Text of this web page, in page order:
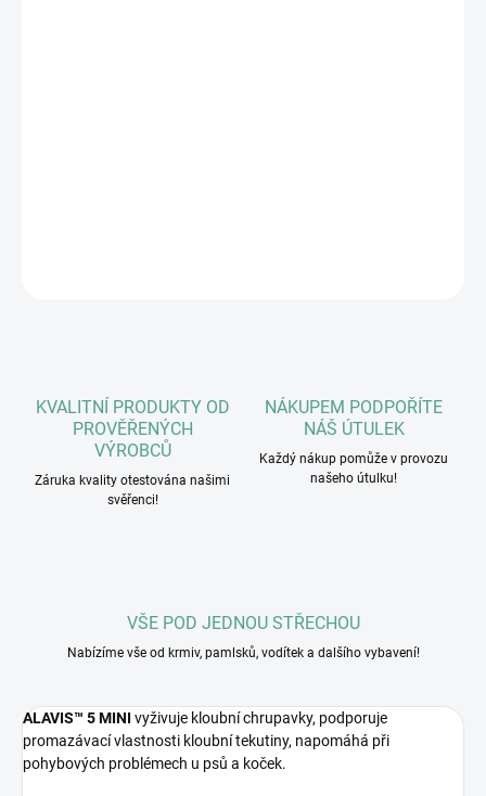
KVALITNÍ PRODUKTY OD
PROVĚŘENÝCH
VÝROBCŮ
Záruka kvality otestována našimi
svěřenci!
NÁKUPEM PODPOŘÍTE
NÁŠ ÚTULEK
Každý nákup pomůže v provozu
našeho útulku!
VŠE POD JEDNOU STŘECHOU
Nabízíme vše od krmiv, pamlsků, vodítek a dalšího vybavení!
ALAVIS™ 5 MINI vyživuje kloubní chrupavky, podporuje
promazávací vlastnosti kloubní tekutiny, napomáhá při
pohybových problémech u psů a koček.